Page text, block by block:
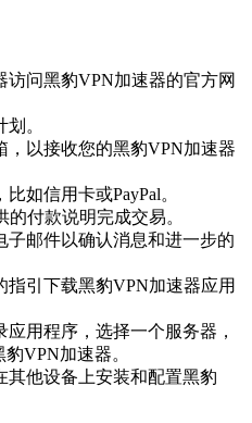
问黑豹VPN加速器的官方网
。
，以接收您的黑豹VPN加速器
如信用卡或PayPal。
付款说明完成交易。
子邮件以确认消息和进一步的
引下载黑豹VPN加速器应用
用程序，选择一个服务器，
VPN加速器。
其他设备上安装和配置黑豹